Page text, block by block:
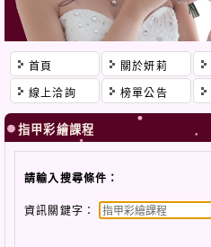
首頁 關於妍莉
線上洽詢 榜單公告
指甲彩繪課程
請輸入搜尋條件：
資訊關鍵字：